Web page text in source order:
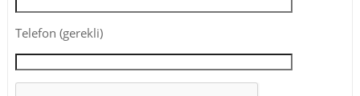
Telefon (gerekli)